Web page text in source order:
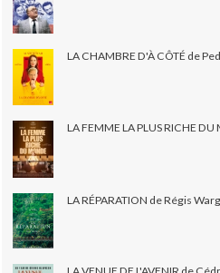
LA CHAMBRE D'À CÔTÉ de
LA FEMME LA PLUS RICHE
LA RÉPARATION de Régis